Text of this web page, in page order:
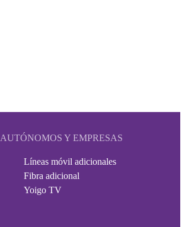
AUTÓNOMOS Y EMPRESAS
Líneas móvil adicionales
Fibra adicional
Yoigo TV